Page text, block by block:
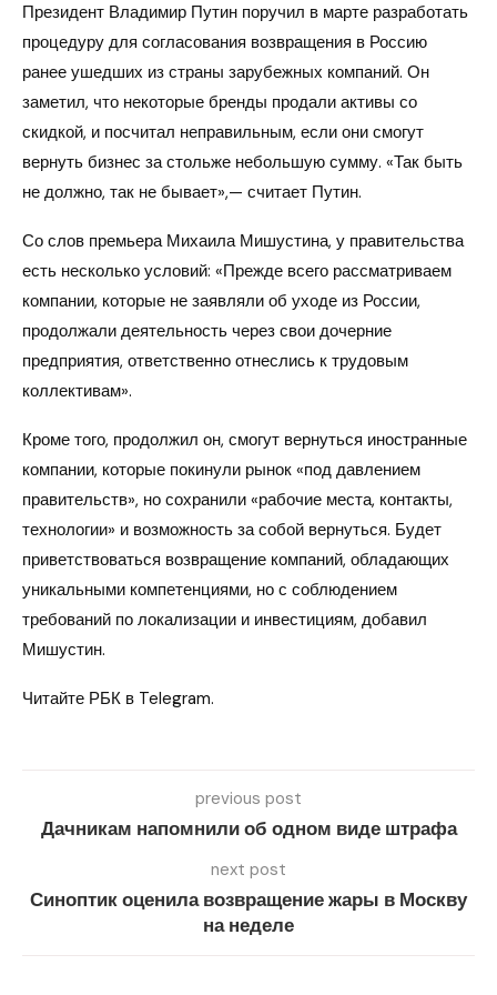
Президент Владимир Путин поручил в марте разработать
процедуру для согласования возвращения в Россию
ранее ушедших из страны зарубежных компаний. Он
заметил, что некоторые бренды продали активы со
скидкой, и посчитал неправильным, если они смогут
вернуть бизнес за стольже небольшую сумму. «Так быть
не должно, так не бывает»,— считает Путин.
Со слов премьера Михаила Мишустина, у правительства
есть несколько условий: «Прежде всего рассматриваем
компании, которые не заявляли об уходе из России,
продолжали деятельность через свои дочерние
предприятия, ответственно отнеслись к трудовым
коллективам».
Кроме того, продолжил он, смогут вернуться иностранные
компании, которые покинули рынок «под давлением
правительств», но сохранили «рабочие места, контакты,
технологии» и возможность за собой вернуться. Будет
приветствоваться возвращение компаний, обладающих
уникальными компетенциями, но с соблюдением
требований по локализации и инвестициям, добавил
Мишустин.
Читайте РБК в Telegram.
previous post
Дачникам напомнили об одном виде штрафа
next post
Синоптик оценила возвращение жары в Москву
на неделе